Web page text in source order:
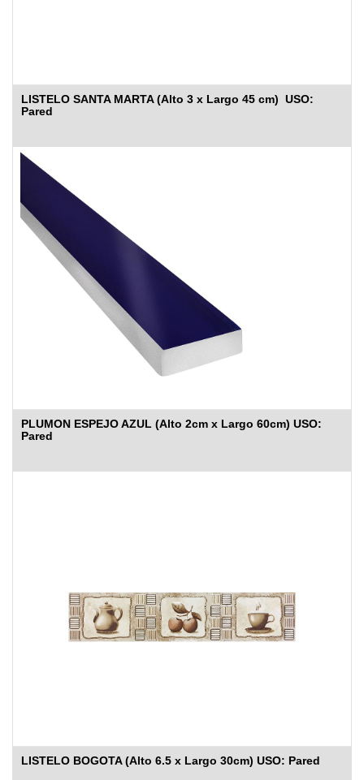
LISTELO SANTA MARTA (Alto 3 x Largo 45 cm) USO:
Pared
PLUMON ESPEJO AZUL (Alto 2cm x Largo 60cm) USO:
Pared
LISTELO BOGOTA (Alto 6.5 x Largo 30cm) USO: Pared